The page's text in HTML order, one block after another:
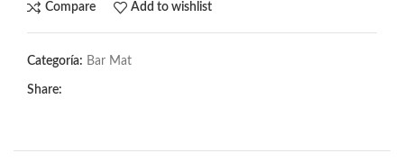
Compare Add to wishlist
Categoría: Bar Mat
Share: